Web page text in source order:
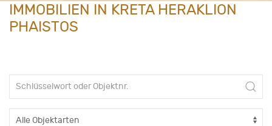
IMMOBILIEN IN KRETA HERAKLION
PHAISTOS